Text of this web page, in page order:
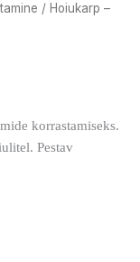
/ Hoiukarp –
korrastamiseks.
Pestav